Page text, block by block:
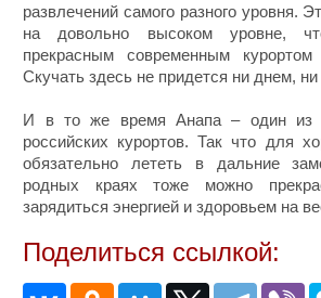
развлечений самого разного уровня.
на довольно высоком уровне,
прекрасным современным курортом
Скучать здесь не придется ни днем,
И в то же время Анапа – один из
российских курортов. Так что для
обязательно лететь в дальние
родных краях тоже можно
зарядиться энергией и здоровьем на
Поделиться ссылкой: